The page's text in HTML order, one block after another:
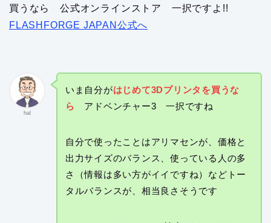
買うなら 公式オンラインストア 一択ですよ!!
FLASHFORGE JAPAN公式へ
hal
いま自分がはじめて3Dプリンタを買うな
ら アドベンチャー3 一択ですね
自分で使ったことはアリマセンが、価格と
出力サイズのバランス、使っている人の多
さ（情報は多い方がイイですね）などトー
タルバランスが、相当良さそうです